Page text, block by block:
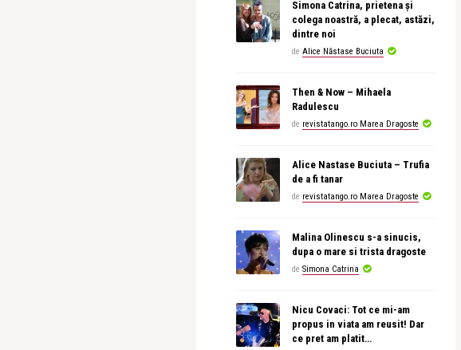
Simona Catrina, prietena și
colega noastră, a plecat, astăzi,
dintre noi
de Alice Năstase Buciuta
Then & Now – Mihaela
Radulescu
de revistatango.ro Marea Dragoste
Alice Nastase Buciuta – Trufia
de a fi tanar
de revistatango.ro Marea Dragoste
Malina Olinescu s-a sinucis,
dupa o mare si trista dragoste
de Simona Catrina
Nicu Covaci: Tot ce mi-am
propus in viata am reusit! Dar
ce pret am platit…